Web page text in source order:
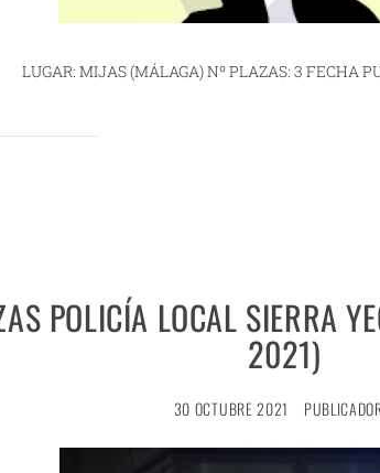
LUGAR: MIJAS (MÁLAGA) Nº PLAZAS: 3 FECHA
POLICÍA LOCAL SIERRA
2021)
30 OCTUBRE 2021